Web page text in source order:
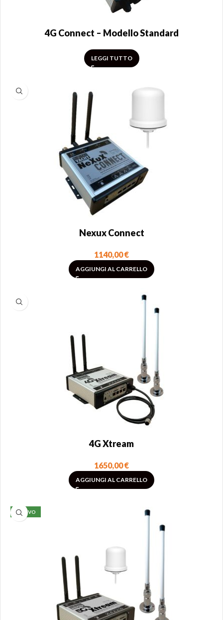
4G Connect – Modello Standard
LEGGI TUTTO
Nexux Connect
1140,00€
AGGIUNGI AL CARRELLO
4G Xtream
1650,00€
AGGIUNGI AL CARRELLO
NUOVO